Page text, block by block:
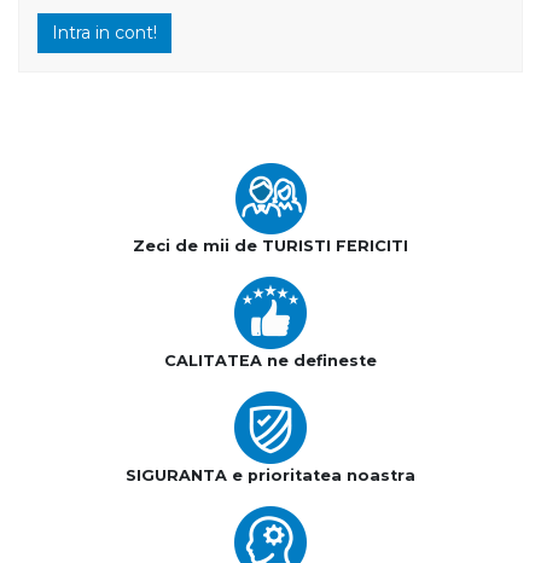
Intra in cont!
Zeci de mii de TURISTI FERICITI
CALITATEA ne defineste
SIGURANTA e prioritatea noastra